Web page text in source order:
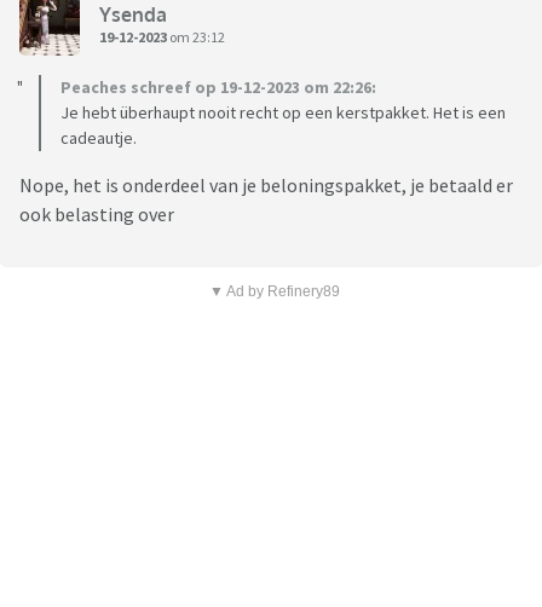
Ysenda
19-12-2023 om 23:12
Peaches schreef op 19-12-2023 om 22:26:
Je hebt überhaupt nooit recht op een kerstpakket. Het is een
cadeautje.
Nope, het is onderdeel van je beloningspakket, je betaald er
ook belasting over
▼ Ad by Refinery89